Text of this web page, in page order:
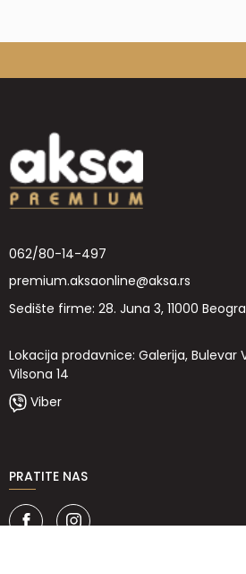
062/80-14-497
premium.aksaonline@aksa.rs
Sedište firme: 28. Juna 3, 11000
Lokacija prodavnice: Galerija, Bulevar
Vilsona 14
Viber
PRATITE NAS